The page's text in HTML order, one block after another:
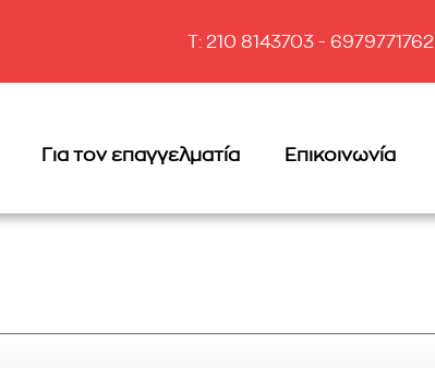
T: 210 8143703 - 6979771762
Για τον επαγγελματία Επικοινωνία